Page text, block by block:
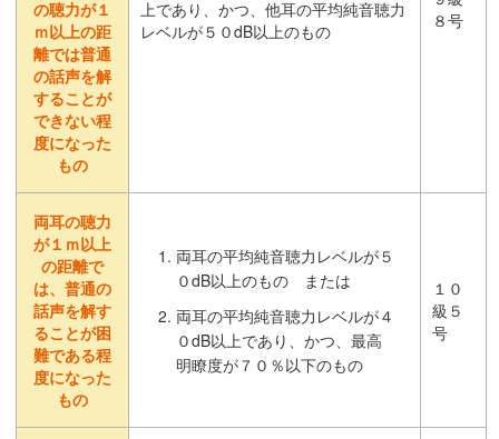
の聴力が１
ｍ以上の距
離では普通
の話声を解
することが
できない程
度になった
もの
上であり、かつ、他耳の平均純音聴力
レベルが５０dB以上のもの
８号
両耳の聴力
が１ｍ以上
の距離で
は、普通の
話声を解す
ることが困
難である程
度になった
もの
両耳の平均純音聴力レベルが５
０dB以上のもの または
両耳の平均純音聴力レベルが４
０dB以上であり、かつ、最高
明瞭度が７０％以下のもの
１０
級５
号